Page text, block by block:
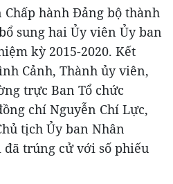
Chấp hành Đảng bộ thành
sung hai Ủy viên Ủy ban
kỳ 2015-2020. Kết
Cảnh, Thành ủy viên,
trực Ban Tổ chức
chí Nguyễn Chí Lực,
tịch Ủy ban Nhân
trúng cử với số phiếu